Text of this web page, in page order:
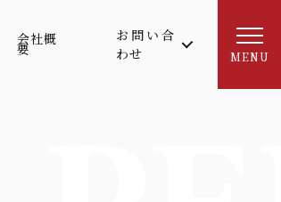
会社概
要
お問い合
わせ
MENU